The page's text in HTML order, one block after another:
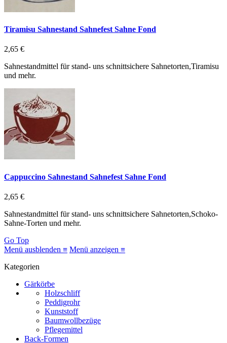
Tiramisu Sahnestand Sahnefest Sahne Fond
2,65 €
Sahnestandmittel für stand- uns schnittsichere Sahnetorten,Tiramisu
und mehr.
Cappuccino Sahnestand Sahnefest Sahne Fond
2,65 €
Sahnestandmittel für stand- uns schnittsichere Sahnetorten,Schoko-
Sahne-Torten und mehr.
Go Top
Menü ausblenden ≡ Menü anzeigen ≡
Kategorien
Gärkörbe
Holzschliff
Peddigrohr
Kunststoff
Baumwollbezüge
Pflegemittel
Back-Formen